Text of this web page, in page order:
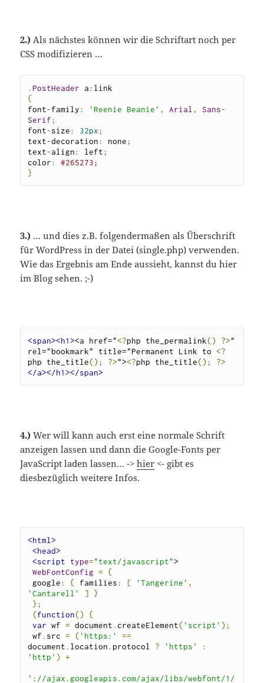
2.) Als nächstes können wir die Schriftart noch per
CSS modifizieren …
.PostHeader a:
{
font-family: 'Reenie Beanie' , Arial , Sans-
Serif;
font-size: 32px;
text-decoration: none;
text-align: left;
color:
#265273;
}
3.) … und dies z.B. folgendermaßen als Überschrift
für WordPress in der Datei (single.php) verwenden.
Wie das Ergebnis am Ende aussieht, kannst du hier
im Blog sehen. ;-)
<span><h1><a href="<?php the_permalink() ?>"
rel="bookmark" title="Permanent Link to <?
php the_title(); ?>"><?php the_title();
?>
</a></h1></span>
4.)Wer will kann auch erst eine normale Schrift
anzeigen lassen und dann die Google-Fonts per
JavaScript laden lassen… ->hier <- gibt es
diesbezüglich weitere Infos.
<html>
<head>
<script
type="text/javascript">
WebFontConfig = {
google: { families: [ 'Tangerine' ,
'Cantarell'
] }
};
(function()
{
var wf = document .createElement( 'script' );
wf . src = ( 'https:'
==
document . location .protocol ? 'https'
:
'http' ) +
'://ajax.googleapis.com/ajax/libs/webfont/1/